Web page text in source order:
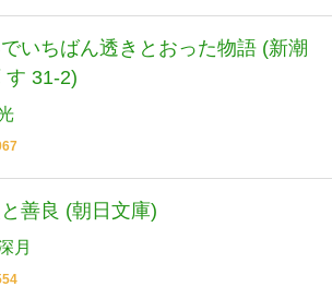
いちばん透きとおった物語 (新潮
す 31-2)
善良 (朝日文庫)
月